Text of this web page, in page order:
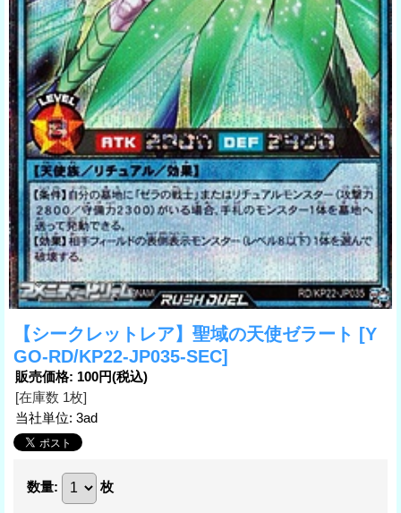
【シークレットレア】聖域の天使ゼラート [Y
GO-RD/KP22-JP035-SEC]
販売価格: 100円(税込)
[在庫数 1枚]
当社単位: 3ad
数量: 枚